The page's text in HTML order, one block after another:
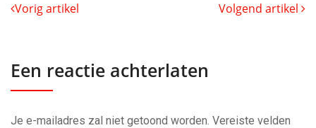
Vorig artikel Volgend artikel
Een reactie achterlaten
Je e-mailadres zal niet getoond worden. Vereiste velden